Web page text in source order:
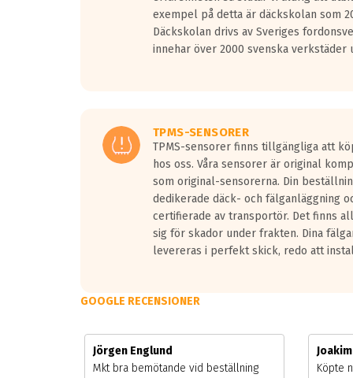
Vid körning i över 50km/h brukar
På däckmärkningen kommer det finnas en
medans de vita vågorna påvisar om det är ett tyst
Ett däck med tre svarta vågor uppnår de
exempel på detta är däckskolan som
Däckskolan drivs av Sveriges
innehar över 2000 svenska verkstäder
TPMS-SENSORER
TPMS-sensorer finns tillgängliga att
hos oss. Våra sensorer är original
som original-sensorerna. Din
dedikerade däck- och fälganläggning
certifierade av transportör. Det finns
sig för skador under frakten. Dina
levereras i perfekt skick, redo att
GOOGLE RECENSIONER
Jörgen Englund
Mkt bra bemötande vid beställning
Köpte